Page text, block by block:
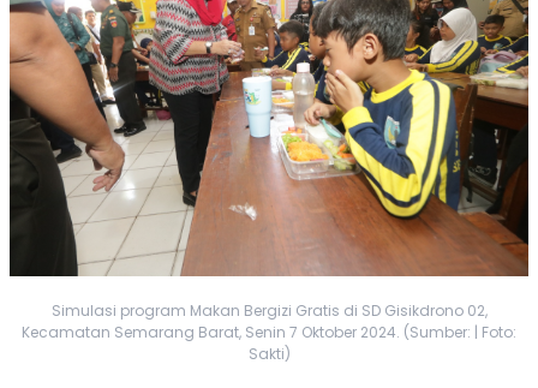
Simulasi program Makan Bergizi Gratis di SD Gisikdrono 02,
Kecamatan Semarang Barat, Senin 7 Oktober 2024. (Sumber: | Foto:
Sakti)